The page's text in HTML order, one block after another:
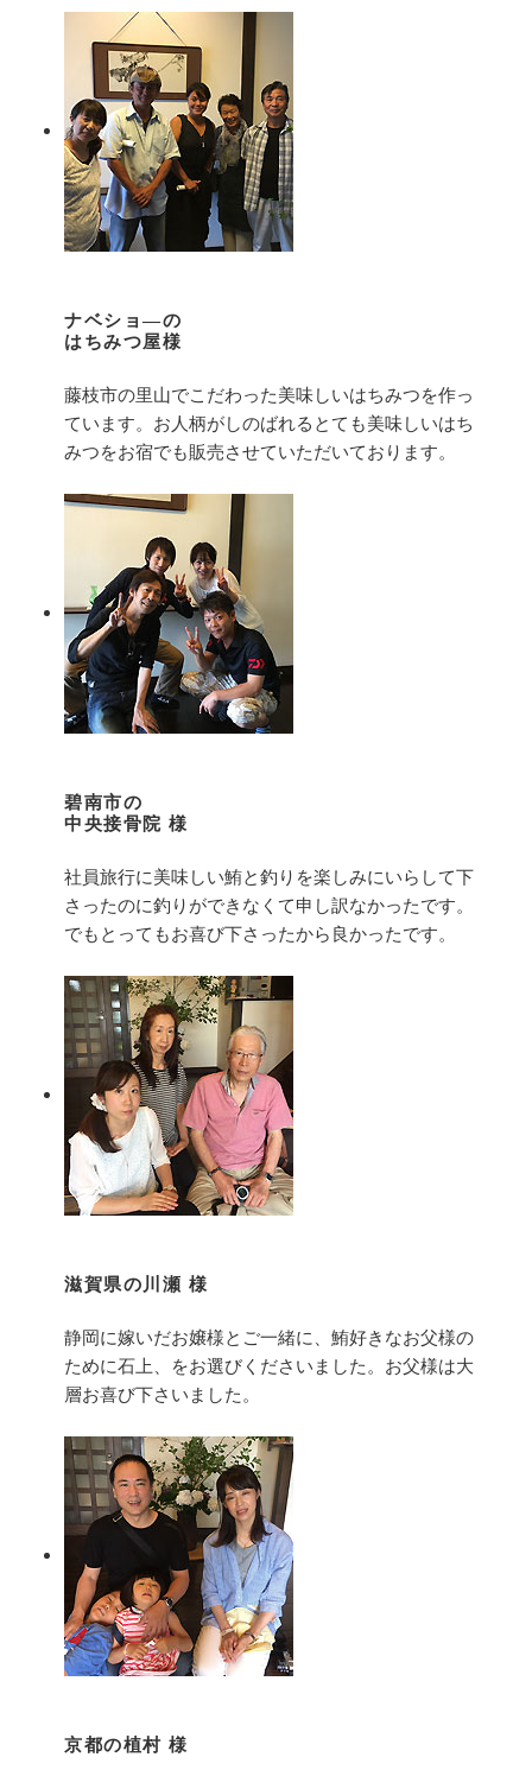
ナベショ―の
はちみつ屋様
藤枝市の里山でこだわった美味しいはちみつを作っ
ています。お人柄がしのばれるとても美味しいはち
みつをお宿でも販売させていただいております。
碧南市の
中央接骨院 様
社員旅行に美味しい鮪と釣りを楽しみにいらして下
さったのに釣りができなくて申し訳なかったです。
でもとってもお喜び下さったから良かったです。
滋賀県の川瀬 様
静岡に嫁いだお嬢様とご一緒に、鮪好きなお父様の
ために石上、をお選びくださいました。お父様は大
層お喜び下さいました。
京都の植村 様